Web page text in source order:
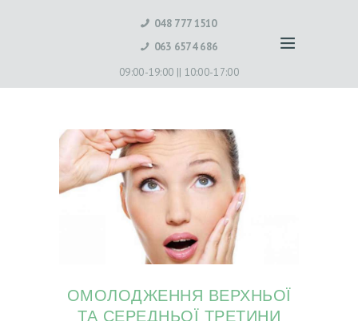
048 777 1510
063 6574 686
09:00-19:00 || 10:00-17:00
ОМОЛОДЖЕННЯ ВЕРХНЬОЇ
ТА СЕРЕДНЬОЇ ТРЕТИНИ